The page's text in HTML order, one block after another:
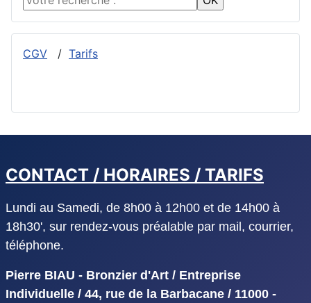
CGV / Tarifs
CONTACT / HORAIRES / TARIFS
Lundi au Samedi, de 8h00 à 12h00 et de 14h00 à
18h30', sur rendez-vous préalable par mail, courrier,
téléphone.
Pierre BIAU - Bronzier d'Art / Entreprise
Individuelle / 44, rue de la Barbacane / 11000 -